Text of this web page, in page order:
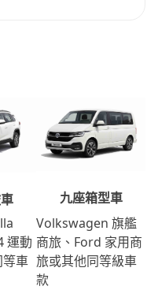
運動
車
九座箱型車
Volkswagen 旗艦
商旅、Ford 家用商
旅或其他同等級車
款